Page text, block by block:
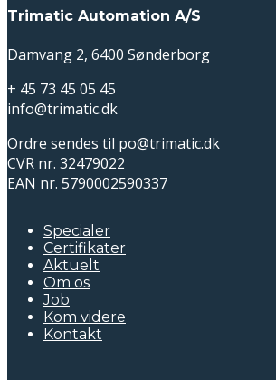
Trimatic Automation A/S
Damvang 2, 6400 Sønderborg
+ 45 73 45 05 45
info@trimatic.dk
Ordre sendes til po@trimatic.dk
CVR nr. 32479022
EAN nr. 5790002590337
Specialer
Certifikater
Aktuelt
Om os
Job
Kom videre
Kontakt